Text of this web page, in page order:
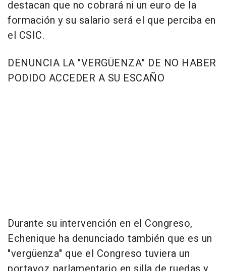
destacan que no cobrará ni un euro de la
formación y su salario será el que perciba en
el CSIC.
DENUNCIA LA "VERGÜENZA" DE NO HABER
PODIDO ACCEDER A SU ESCAÑO
Durante su intervención en el Congreso,
Echenique ha denunciado también que es un
"vergüenza" que el Congreso tuviera un